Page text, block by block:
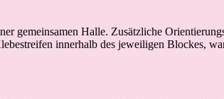
gemeinsamen Halle. Zusätzliche
innerhalb des jeweiligen Blockes,